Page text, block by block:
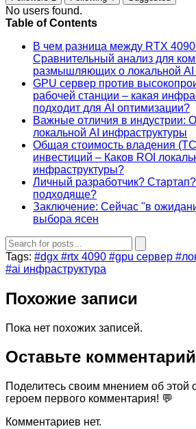
No users found.
Table of Contents
В чем разница между RTX
Сравнительный анализ для
размышляющих о локальной AI
GPU сервер против
рабочей станции – какая
подходит для AI оптимизации?
Важные отличия в индустрии:
локальной AI инфраструктуры
Общая стоимость владения
инвестиций – Каков ROI
инфраструктуры?
Личный разработчик?
подходяще?
Заключение: Сейчас "в
выбора ясен
Tags: #dgx #rtx 4090 #gpu сервер
#ai инфраструктура
Похожие записи
Пока нет похожих записей.
Оставьте комментарий
Поделитесь своим мнением об этой
героем первого комментария! 💬
Комментариев нет.